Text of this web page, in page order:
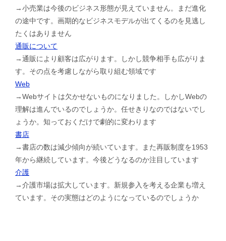
→小売業は今後のビジネス形態が見えていません。まだ進化
の途中です。画期的なビジネスモデルが出てくるのを見逃し
たくはありません
通販について
→通販により顧客は広がります。しかし競争相手も広がりま
す。その点を考慮しながら取り組む領域です
Web
→Webサイトは欠かせないものになりました。しかしWebの
理解は進んでいるのでしょうか。任せきりなのではないでし
ょうか。知っておくだけで劇的に変わります
書店
→書店の数は減少傾向が続いています。また再販制度を1953
年から継続しています。今後どうなるのか注目しています
介護
→介護市場は拡大しています。新規参入を考える企業も増え
ています。その実態はどのようになっているのでしょうか